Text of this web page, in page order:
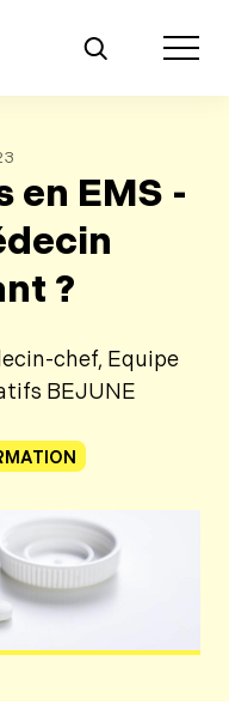
au contenu principal
Toggle
en EMS -
?
chef, Equipe
BEJUNE